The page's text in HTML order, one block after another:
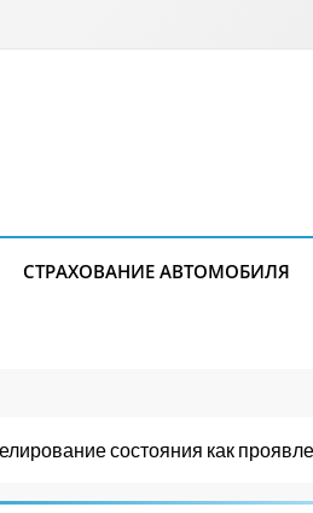
СТРАХОВАНИЕ АВТОМОБИЛЯ
состояния как